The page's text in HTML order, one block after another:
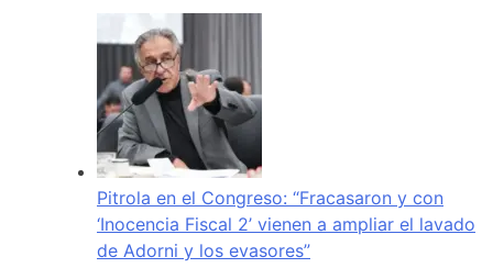
Pitrola en el Congreso: “Fracasaron y con
‘Inocencia Fiscal 2’ vienen a ampliar el lavado
de Adorni y los evasores”